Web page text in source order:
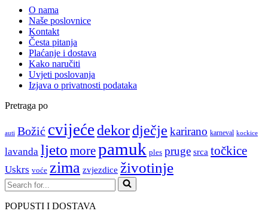
O nama
Naše poslovnice
Kontakt
Česta pitanja
Plaćanje i dostava
Kako naručiti
Uvjeti poslovanja
Izjava o privatnosti podataka
Pretraga po
auti Božić cvijećedekordječje karirano karneval kockice
lavanda ljeto morepamuk ples pruge srca točkice
Uskrs voće zima zvjezdice životinje
Search
for...
POPUSTI I DOSTAVA